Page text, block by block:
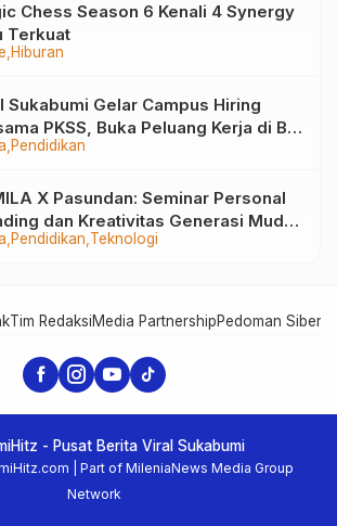
Hiburan
Chess Season 6 Kenali 4 Synergy
Terkuat
Pendidikan
Sukabumi Gelar Campus Hiring
PKSS, Buka Peluang Kerja di BRI
Pendidikan Teknologi
X Pasundan: Seminar Personal
dan Kreativitas Generasi Muda
SDKF
Tim RedaksiMedia PartnershipPedoman Siber
- Pusat Berita Viral Sukabumi
| Part of MileniaNews Media Group
Network